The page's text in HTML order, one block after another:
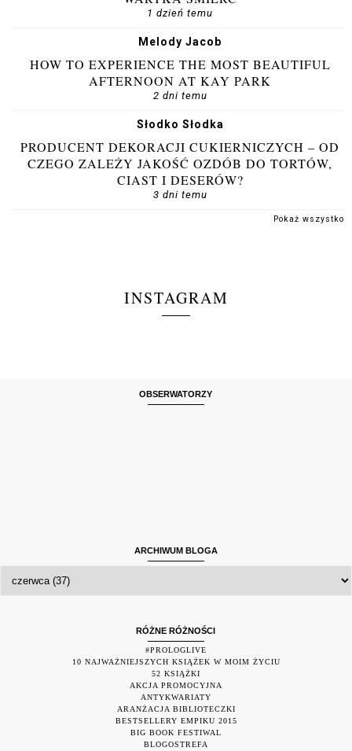
1 dzień temu
Melody Jacob
HOW TO EXPERIENCE THE MOST BEAUTIFUL
AFTERNOON AT KAY PARK
2 dni temu
Słodko Słodka
PRODUCENT DEKORACJI CUKIERNICZYCH – OD
CZEGO ZALEŻY JAKOŚĆ OZDÓB DO TORTÓW,
CIAST I DESERÓW?
3 dni temu
Pokaż wszystko
INSTAGRAM
OBSERWATORZY
ARCHIWUM BLOGA
RÓŻNE RÓŻNOŚCI
#PROLOGLIVE
10 NAJWAŻNIEJSZYCH KSIĄŻEK W MOIM ŻYCIU
52 KSIĄŻKI
AKCJA PROMOCYJNA
ANTYKWARIATY
ARANŻACJA BIBLIOTECZKI
BESTSELLERY EMPIKU 2015
BIG BOOK FESTIWAL
BLOGOSTREFA